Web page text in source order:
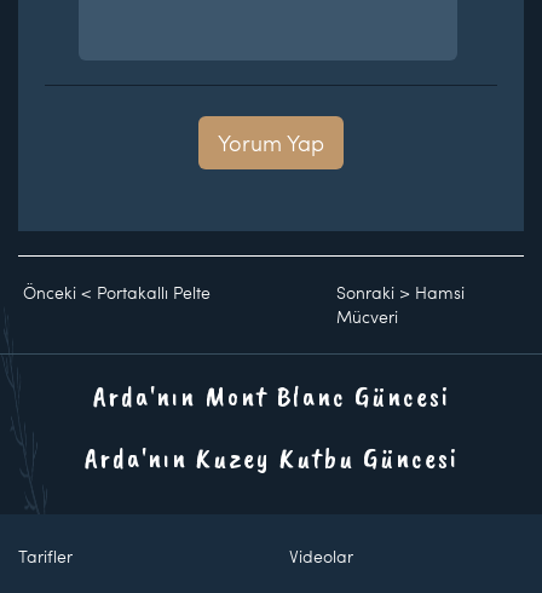
Yorum Yap
Önceki < Portakallı Pelte Sonraki > Hamsi
Mücveri
Arda'nın Mont Blanc Güncesi
Arda'nın Kuzey Kutbu Güncesi
Tarifler Videolar